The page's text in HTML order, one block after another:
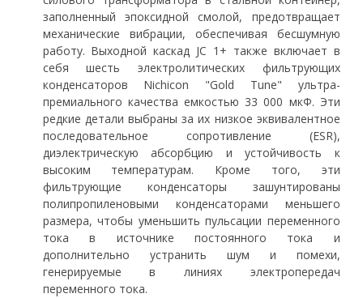
заполненный эпоксидной смолой, предотвращает
механические вибрации, обеспечивая бесшумную
работу. Выходной каскад JC 1+ также включает в
себя шесть электролитических фильтрующих
конденсаторов Nichicon "Gold Tune" ультра-
премиального качества емкостью 33 000 мкФ. Эти
редкие детали выбраны за их низкое эквивалентное
последовательное сопротивление (ESR),
диэлектрическую абсорбцию и устойчивость к
высоким температурам. Кроме того, эти
фильтрующие конденсаторы зашунтированы
полипропиленовыми конденсаторами меньшего
размера, чтобы уменьшить пульсации переменного
тока в источнике постоянного тока и
дополнительно устранить шум и помехи,
генерируемые в линиях электропередач
переменного тока.